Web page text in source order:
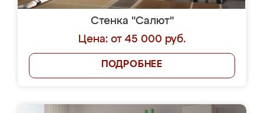
Стенка "Салют"
Цена: от 45 000 руб.
ПОДРОБНЕЕ